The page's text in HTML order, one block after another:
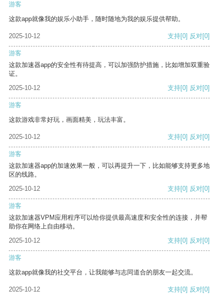
游客
这款app就像我的娱乐小助手，随时随地为我的娱乐提供帮助。
2025-10-12 支持[0] 反对[0]
游客
这款加速器app的安全性有待提高，可以加强防护措施，比如增加双重验
证。
2025-10-12
支持[0] 反对[0]
游客
这款游戏非常好玩，画面精美，玩法丰富。
2025-10-12 支持[0] 反对[0]
游客
这款加速器app的加速效果一般，可以再提升一下，比如能够支持更多地
区的线路。
2025-10-12
支持[0] 反对[0]
游客
这款加速器VPM应用程序可以给你提供最高速度和安全性的连接，并帮
助你在网络上自由移动。
2025-10-12
支持[0] 反对[0]
游客
这款app就像我的社交平台，让我能够与志同道合的朋友一起交流。
2025-10-12 支持[0] 反对[0]